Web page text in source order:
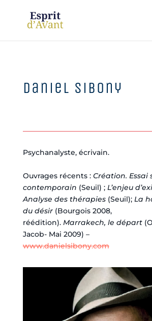
Daniel Sibony
Psychanalyste, écrivain.
Ouvrages récents : Création. Essai
contemporain (Seuil) ; L’enjeu
Analyse des thérapies(Seuil); La
dudésir(Bourgois 2008,
réédition). Marrakech, le départ
Jacob- Mai 2009) –
www.danielsibony.com